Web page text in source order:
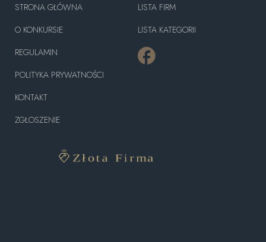
STRONA GŁÓWNA
O KONKURSIE
REGULAMIN
POLITYKA PRYWATNOŚCI
KONTAKT
ZGŁOSZENIE
LISTA FIRM
LISTA KATEGORII